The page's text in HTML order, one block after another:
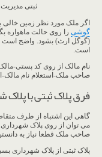
ثبتی مدیریت
اگر ملک مورد نظر زمین
گوشی را روی حالت ماهواره
(گوگل ارث) بشود. واضح است
است.
نام مالک از روی کد پستی-
صاحب ملک-استعلام نام مالک-
فرق پلاک ثبتی با
گاهی این اشتباه از طرف
می توان از روی پلاک
صاحب ملک قطعا نیاز به
پلاک ثبتی از پلاک شهرداری